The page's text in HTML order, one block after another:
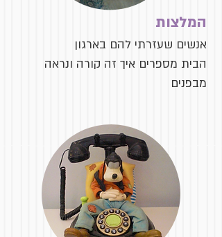
המלצות
אנשים שעזרתי להם בארגון
הבית מספרים איך זה קורה ונראה
מבפנים